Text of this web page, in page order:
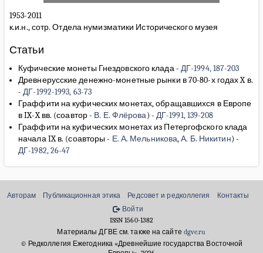
1953-2011
к.и.н., сотр. Отдела нумизматики Исторического музея
Статьи
Куфические монеты Гнездовского клада- ДГ-1994, 187-203
Древнерусские денежно-монетные рынки в 70-80-х годах X в.
- ДГ-1992-1993, 63-73
Граффити на куфических монетах, обращавшихся в Европе
в IX-X вв. (соавтор - В. Е. Флёрова) - ДГ-1991, 139-208
Граффити на куфических монетах из Петергофского клада
начала IX в. (соавторы - Е. А. Мельникова,А. Б. Никитин) -
ДГ-1982, 26-47
Авторам Публикационная этика Редсовет и редколлегия
Контакты
Войти
ISSN 1560-1382
Материалы ДГВЕ см. также на сайте dgve.ru
© Редколлегия Ежегодника «Древнейшие государства Восточной